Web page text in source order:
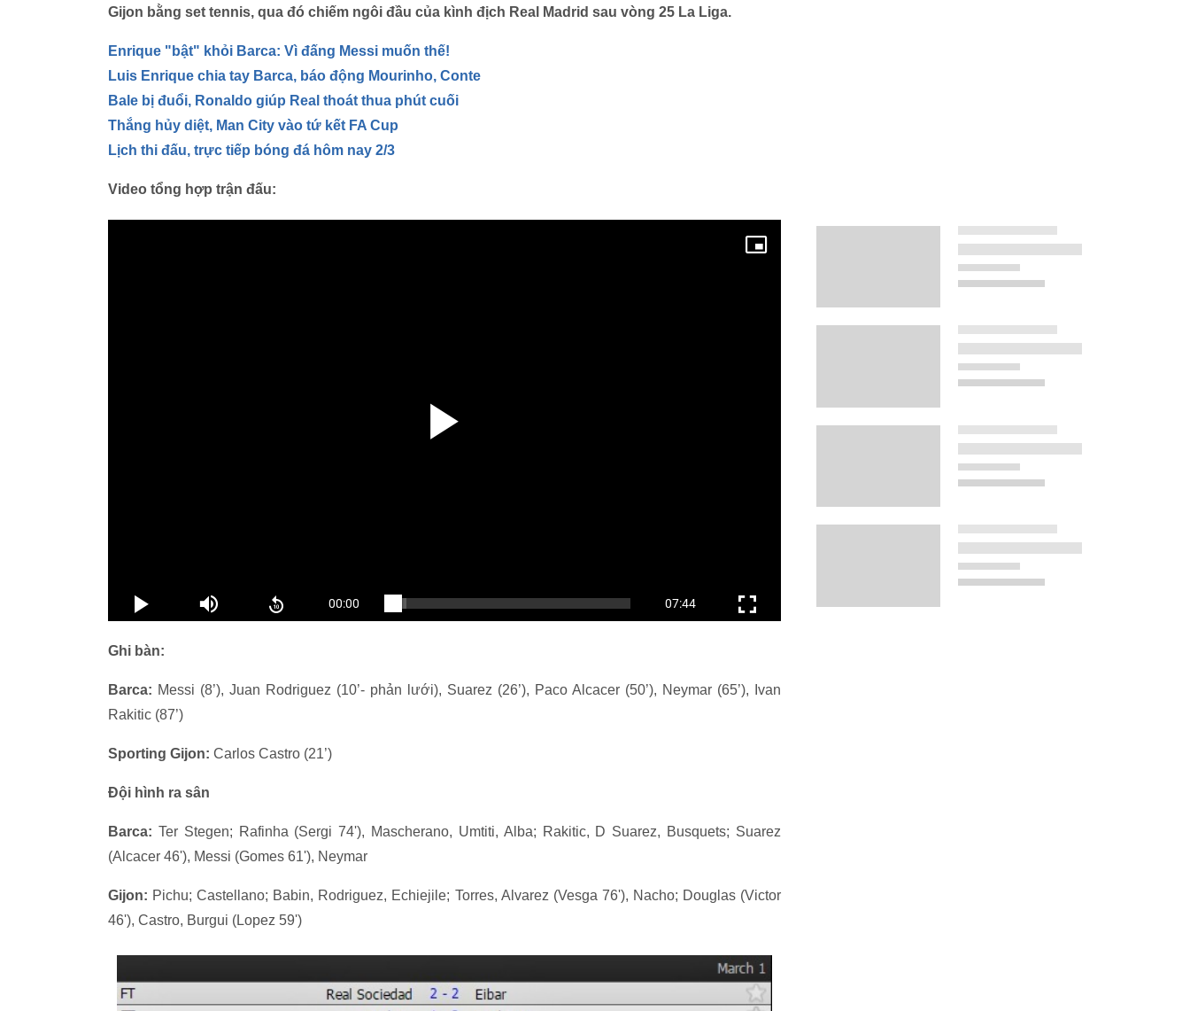
Gijon bằng set tennis, qua đó chiếm ngôi đầu của kình địch Real Madrid sau vòng 25 La Liga.
Enrique "bật" khỏi Barca: Vì đấng Messi muốn thế!
Luis Enrique chia tay Barca, báo động Mourinho, Conte
Bale bị đuổi, Ronaldo giúp Real thoát thua phút cuối
Thắng hủy diệt, Man City vào tứ kết FA Cup
Lịch thi đấu, trực tiếp bóng đá hôm nay 2/3
Video tổng hợp trận đấu:
Ghi bàn:
Barca: Messi (8’), Juan Rodriguez (10’- phản lưới), Suarez (26’), Paco Alcacer (50’), Neymar (65’), Ivan
Rakitic (87’)
Sporting Gijon: Carlos Castro (21’)
Đội hình ra sân
Barca: Ter Stegen; Rafinha (Sergi 74'), Mascherano, Umtiti, Alba; Rakitic, D Suarez, Busquets; Suarez
(Alcacer 46'), Messi (Gomes 61'), Neymar
Gijon: Pichu; Castellano; Babin, Rodriguez, Echiejile; Torres, Alvarez (Vesga 76'), Nacho; Douglas (Victor
46'), Castro, Burgui (Lopez 59')